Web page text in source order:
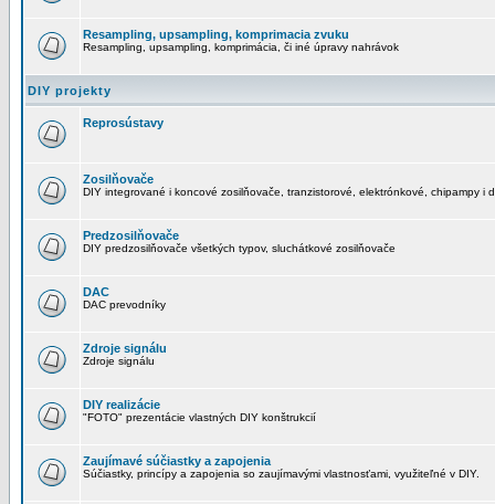
Resampling, upsampling, komprimacia zvuku
Resampling, upsampling, komprimácia, či iné úpravy nahrávok
DIY projekty
Reprosústavy
Zosilňovače
DIY integrované i koncové zosilňovače, tranzistorové, elektrónkové, chipampy i
Predzosilňovače
DIY predzosilňovače všetkých typov, sluchátkové zosilňovače
DAC
DAC prevodníky
Zdroje signálu
Zdroje signálu
DIY realizácie
"FOTO" prezentácie vlastných DIY konštrukcií
Zaujímavé súčiastky a zapojenia
Súčiastky, princípy a zapojenia so zaujímavými vlastnosťami, využiteľné v DIY.